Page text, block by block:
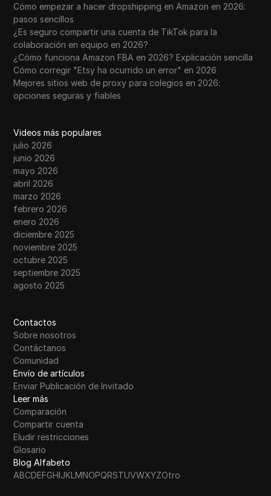
Cómo empezar a hacer dropshipping en Amazon en 2026:
pasos sencillos
¿Es seguro compartir una cuenta de TikTok para la
colaboración en equipo en 2026?
¿Cómo funciona Amazon FBA en 2026? Explicación sencilla
Cómo corregir "Etsy ha ocurrido un error" en 2026
Mejores sitios web de proxy para colegios en 2026:
opciones seguras y fiables
Videos más populares
julio 2026
junio 2026
mayo 2026
abril 2026
marzo 2026
febrero 2026
enero 2026
diciembre 2025
noviembre 2025
octubre 2025
septiembre 2025
agosto 2025
Contactos
Sobre nosotros
Contáctanos
Comunidad
Envío de artículos
Enviar Publicación de Invitado
Leer más
Comparación
Compartir cuenta
Eludir restricciones
Glosario
Blog Alfabeto
ABCDEFGHIJKLMNOPQRSTUVWXYZOtro